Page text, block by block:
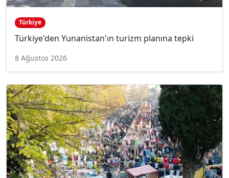
Türkiye
Türkiye'den Yunanistan'ın turizm planına tepki
8 Ağustos 2026